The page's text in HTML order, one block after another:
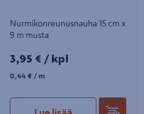
Nurmikonreunusnauha 15 cm x
9 m musta
3,95€/kpl
3,95 € / kpl
0,44€/m
0,44 € / m